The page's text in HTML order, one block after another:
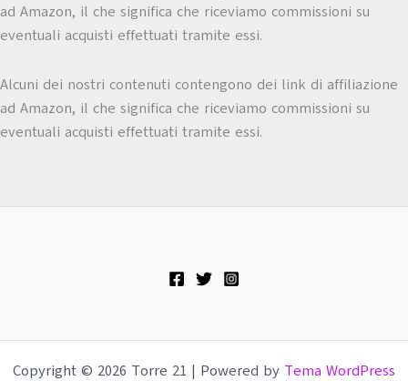
ad Amazon, il che significa che riceviamo commissioni su
eventuali acquisti effettuati tramite essi.
Alcuni dei nostri contenuti contengono dei link di affiliazione
ad Amazon, il che significa che riceviamo commissioni su
eventuali acquisti effettuati tramite essi.
Copyright © 2026 Torre 21 | Powered by Tema WordPress